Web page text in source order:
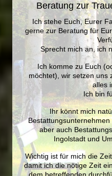
Beratung zur
Ich stehe Euch, Eurer
gerne zur Beratung für
Sprecht mich an, ich
Ich komme zu Euch
möchtet), wir setzen uns
alles
Ich bin
Ihr könnt mich
aber auch
Ingolstadt und
Wichtig ist für mich die
damit ich die nötige Zeit